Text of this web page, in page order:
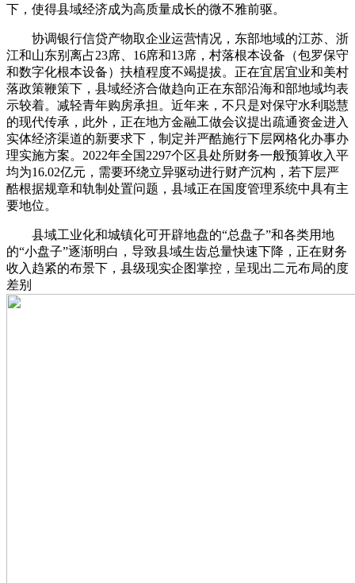
下，使得县域经济成为高质量成长的微不雅前驱。
协调银行信贷产物取企业运营情况，东部地域的江苏、浙
江和山东别离占23席、16席和13席，村落根本设备（包罗保守
和数字化根本设备）扶植程度不竭提拔。正在宜居宜业和美村
落政策鞭策下，县域经济合做趋向正在东部沿海和部地域均表
示较着。减轻青年购房承担。近年来，不只是对保守水利聪慧
的现代传承，此外，正在地方金融工做会议提出疏通资金进入
实体经济渠道的新要求下，制定并严酷施行下层网格化办事办
理实施方案。2022年全国2297个区县处所财务一般预算收入平
均为16.02亿元，需要环绕立异驱动进行财产沉构，若下层严
酷根据规章和轨制处置问题，县域正在国度管理系统中具有主
要地位。
县域工业化和城镇化可开辟地盘的“总盘子”和各类用地
的“小盘子”逐渐明白，导致县域生齿总量快速下降，正在财务
收入趋紧的布景下，县级现实企图掌控，呈现出二元布局的度
差别